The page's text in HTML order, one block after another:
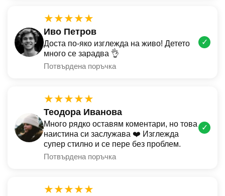
★★★★★
Иво Петров
Доста по-яко изглежда на живо! Детето
много се зарадва 👌
Потвърдена поръчка
✓
★★★★★
Теодора Иванова
Много рядко оставям коментари, но това
наистина си заслужава ❤️ Изглежда
супер стилно и се пере без проблем.
Потвърдена поръчка
✓
★★★★★